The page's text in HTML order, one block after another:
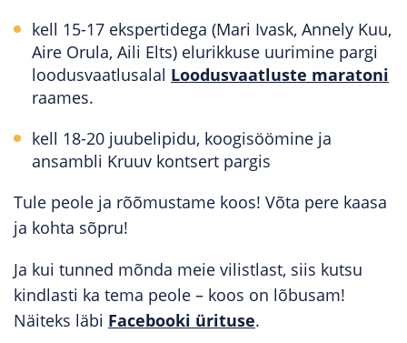
kell 15-17 ekspertidega (Mari Ivask, Annely Kuu,
Aire Orula, Aili Elts) elurikkuse uurimine pargi
loodusvaatlusalal Loodusvaatluste maratoni
raames.
kell 18-20 juubelipidu, koogisöömine ja
ansambli Kruuv kontsert pargis
Tule peole ja rõõmustame koos! Võta pere kaasa
ja kohta sõpru!
Ja kui tunned mõnda meie vilistlast, siis kutsu
kindlasti ka tema peole – koos on lõbusam!
Näiteks läbi Facebooki ürituse.